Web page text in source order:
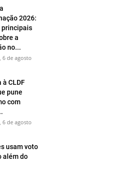
2026:
principais
a
no...
de agosto
à CLDF
pune
com
de agosto
usam voto
além do